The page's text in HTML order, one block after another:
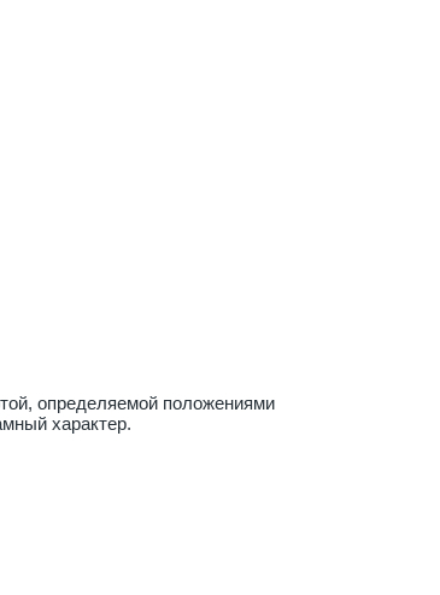
определяемой положениями
характер.